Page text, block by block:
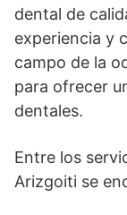
dental de
experiencia y
campo de la
para ofrecer
dentales.
Entre los
Arizgoiti se